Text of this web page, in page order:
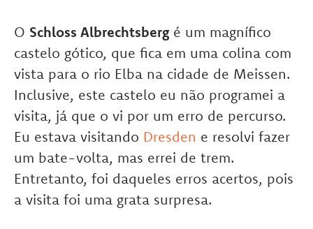
O Schloss Albrechtsberg é um magnífico
castelo gótico, que fica em uma colina com
vista para o rio Elba na cidade de Meissen.
Inclusive, este castelo eu não programei a
visita, já que o vi por um erro de percurso.
Eu estava visitando Dresden e resolvi fazer
um bate-volta, mas errei de trem.
Entretanto, foi daqueles erros acertos, pois
a visita foi uma grata surpresa.